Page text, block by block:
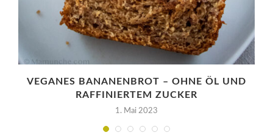
VEGANES BANANENBROT – OHNE ÖL UND
RAFFINIERTEM ZUCKER
1. Mai 2023